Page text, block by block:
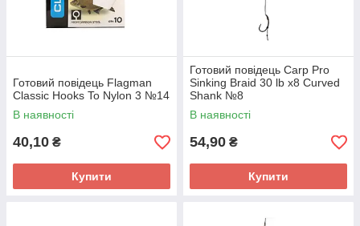
Готовий повідець Flagman
Classic Hooks To Nylon 3 №14
В наявності
40,10 ₴
Купити
Готовий повідець Carp Pro
Sinking Braid 30 lb x8 Curved
Shank №8
В наявності
54,90 ₴
Купити